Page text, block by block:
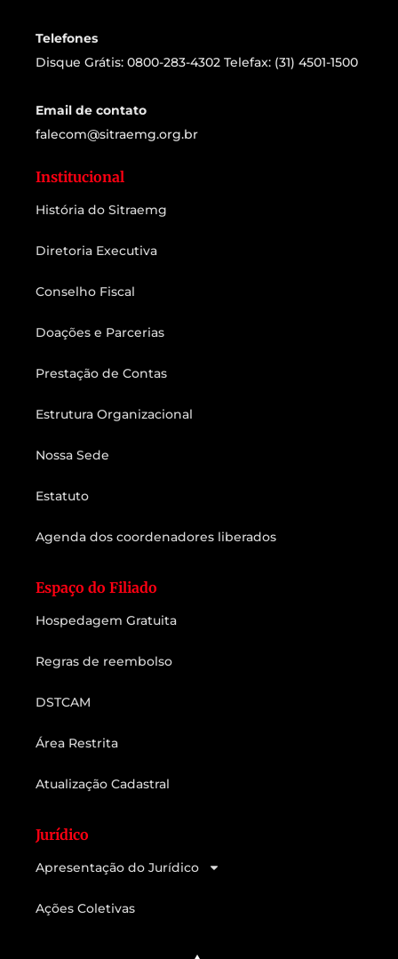
Telefones
Disque Grátis: 0800-283-4302 Telefax: (31) 4501-1500
Email de contato
falecom@sitraemg.org.br
Institucional
História do Sitraemg
Diretoria Executiva
Conselho Fiscal
Doações e Parcerias
Prestação de Contas
Estrutura Organizacional
Nossa Sede
Estatuto
Agenda dos coordenadores liberados
Espaço do Filiado
Hospedagem Gratuita
Regras de reembolso
DSTCAM
Área Restrita
Atualização Cadastral
Jurídico
Apresentação do Jurídico
Ações Coletivas